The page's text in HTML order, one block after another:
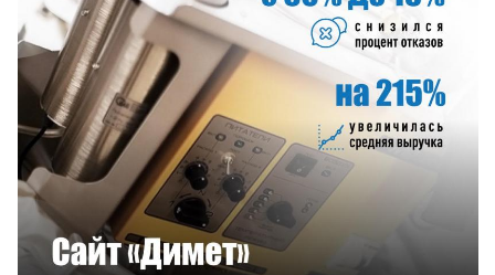
Смотреть проект